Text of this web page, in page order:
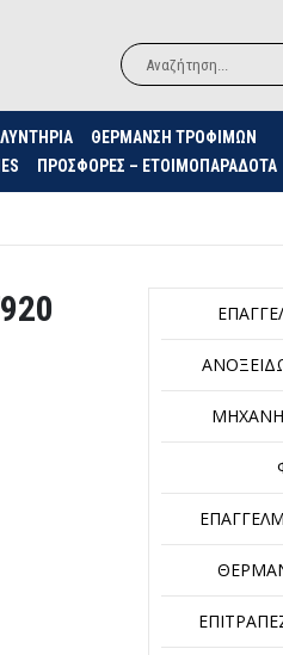
ΘΈΡΜΑΝΣΗ ΤΡΟΦΊΜΩΝ
ΠΡΟΣΦΟΡΈΣ – ΕΤΟΙΜΟΠΑΡΆΔΟΤΑ